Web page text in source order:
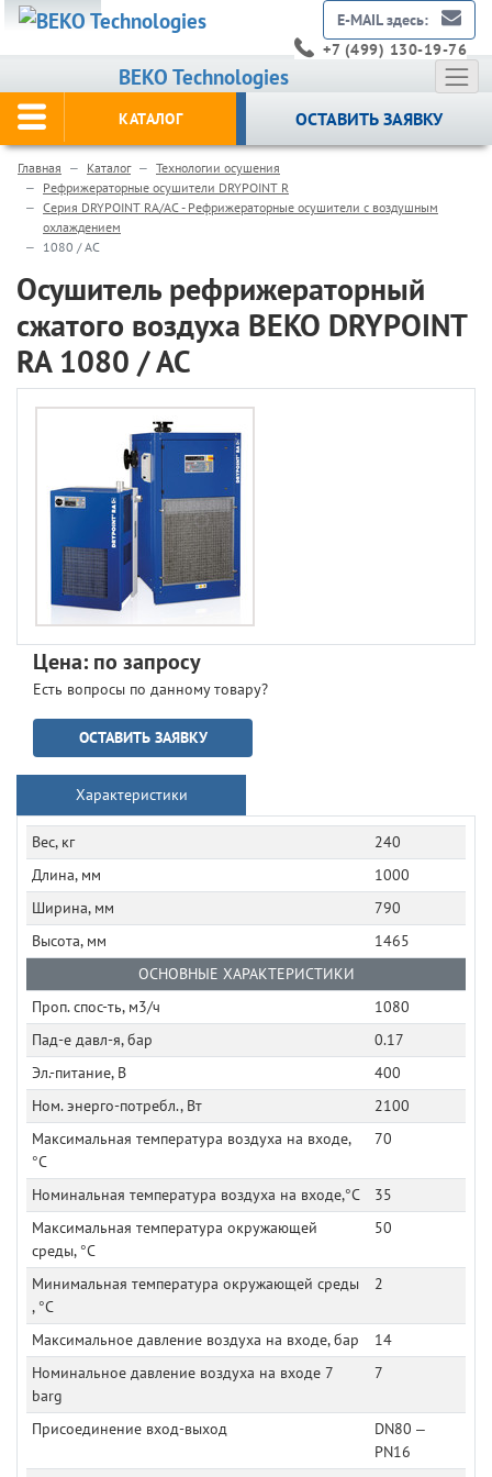
BEKO Technologies
E-MAIL здесь:
+7 (499) 130-19-76
КАТАЛОГ ОСТАВИТЬ ЗАЯВКУ
Главная Каталог
Технологии осушения
Рефрижераторные осушители DRYPOINT R
Серия DRYPOINT RA/AC - Рефрижераторные осушители с воздушным
охлаждением
1080 / AC
Осушитель рефрижераторный
сжатого воздуха BEKO DRYPOINT
RA 1080 / AC
Цена: по запросу
Есть вопросы по данному товару?
ОСТАВИТЬ ЗАЯВКУ
Характеристики
Вес, кг
240
Длина, мм
1000
Ширина, мм
790
Высота, мм
1465
ОСНОВНЫЕ ХАРАКТЕРИСТИКИ
Проп. спос-ть, м3/ч
1080
Пад-е давл-я, бар
0.17
Эл.-питание, В
400
Ном. энерго-потребл., Вт
2100
Максимальная температура воздуха на входе,
°C
70
Номинальная температура воздуха на входе,°C
35
Максимальная температура окружающей
среды, °C
50
Минимальная температура окружающей среды
, °C
2
Максимальное давление воздуха на входе, бар
14
Номинальное давление воздуха на входе 7
barg
7
Присоединение вход-выход
DN80 –
PN16